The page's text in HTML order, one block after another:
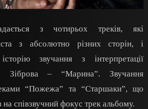
з чотирьох треків, які
з абсолютно різних сторін, і
звучання з інтерпретації
Зіброва – “Марина”. Звучання
“Пожежа” та “Старшаки”, що
на співзвучний фокус трек альбому.